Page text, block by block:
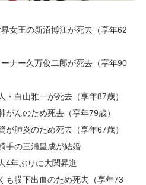
女王の新沼博江が死去（享年62
ナー久万俊二郎が死去（享年90
白山雅一が死去（享年87歳）
んのため死去（享年79歳）
肺炎のため死去（享年67歳）
手の三浦皇成が結婚
4年ぶりに大関昇進
膜下出血のため死去（享年73